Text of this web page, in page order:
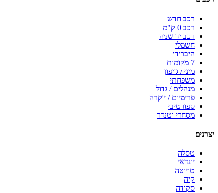
רכב חדש
רכב 0 ק"מ
רכב יד שניה
חשמלי
היברידי
7 מקומות
מיני / ג'יפון
משפחתי
מנהלים / גדול
פרימיום / יוקרה
ספורטיבי
מסחרי וטנדר
יצרנים
טסלה
יונדאי
טויוטה
קיה
סקודה